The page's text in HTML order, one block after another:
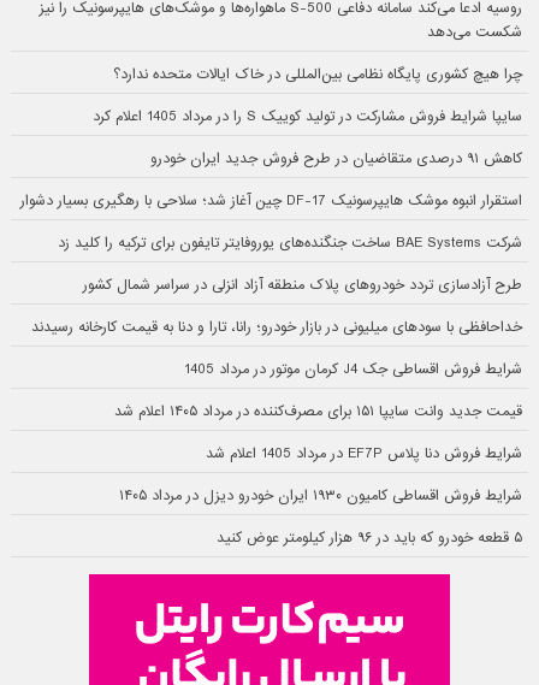
روسیه ادعا می‌کند سامانه دفاعی S-500 ماهواره‌ها و موشک‌های هایپرسونیک را نیز
شکست می‌دهد
چرا هیچ کشوری پایگاه نظامی بین‌المللی در خاک ایالات متحده ندارد؟
سایپا شرایط فروش مشارکت در تولید کوییک S را در مرداد 1405 اعلام کرد
کاهش ۹۱ درصدی متقاضیان در طرح فروش جدید ایران خودرو
استقرار انبوه موشک هایپرسونیک DF-17 چین آغاز شد؛ سلاحی با رهگیری بسیار دشوار
شرکت BAE Systems ساخت جنگنده‌های یوروفایتر تایفون برای ترکیه را کلید زد
طرح آزادسازی تردد خودروهای پلاک منطقه آزاد انزلی در سراسر شمال کشور
خداحافظی با سودهای میلیونی در بازار خودرو؛ رانا، تارا و دنا به قیمت کارخانه رسیدند
شرایط فروش اقساطی جک J4 کرمان موتور در مرداد 1405
قیمت جدید وانت سایپا ۱۵۱ برای مصرف‌کننده در مرداد ۱۴۰۵ اعلام شد
شرایط فروش دنا پلاس EF7P در مرداد 1405 اعلام شد
شرایط فروش اقساطی کامیون ۱۹۳۰ ایران خودرو دیزل در مرداد ۱۴۰۵
۵ قطعه خودرو که باید در ۹۶ هزار کیلومتر عوض کنید